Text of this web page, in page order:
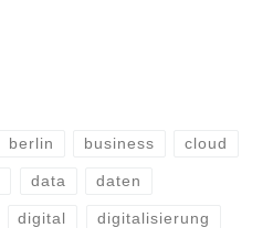
berlin business cloud
data daten
digital digitalisierung